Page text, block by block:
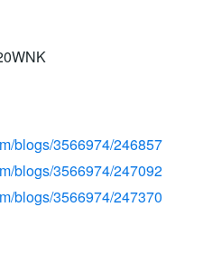
blogs/3566974/246857
blogs/3566974/247092
blogs/3566974/247370